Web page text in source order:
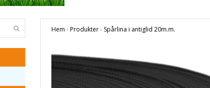
Hem › Produkter› Spårlina i antiglid 20m.m.